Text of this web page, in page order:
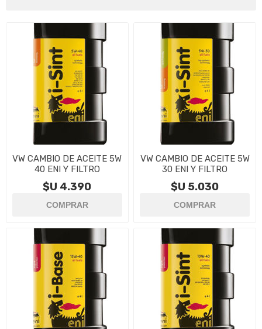
VW CAMBIO DE ACEITE 5W
40 ENI Y FILTRO
$U 4.390
VW CAMBIO DE ACEITE 5W
30 ENI Y FILTRO
$U 5.030